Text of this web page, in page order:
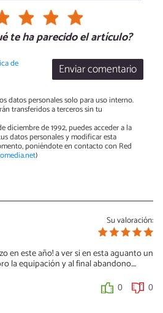
te ha parecido el artículo?
Enviar comentario
de
datos personales solo para uso interno.
transferidos a terceros sin tu
diciembre de 1992, puedes acceder a la
datos personales y modificar esta
poniéndote en contacto con Red
)
Su valoración:
en este año! a ver si en esta aguanto un
la equipación y al final abandono....
0 0